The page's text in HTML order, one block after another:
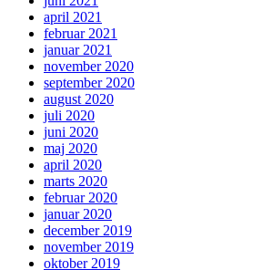
april 2021
februar 2021
januar 2021
november 2020
september 2020
august 2020
juli 2020
juni 2020
maj 2020
april 2020
marts 2020
februar 2020
januar 2020
december 2019
november 2019
oktober 2019